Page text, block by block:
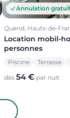
Annulation
Quend, Hauts-de-
Location mobil-
personnes
Piscine Terrasse
dès 54 € par nuit